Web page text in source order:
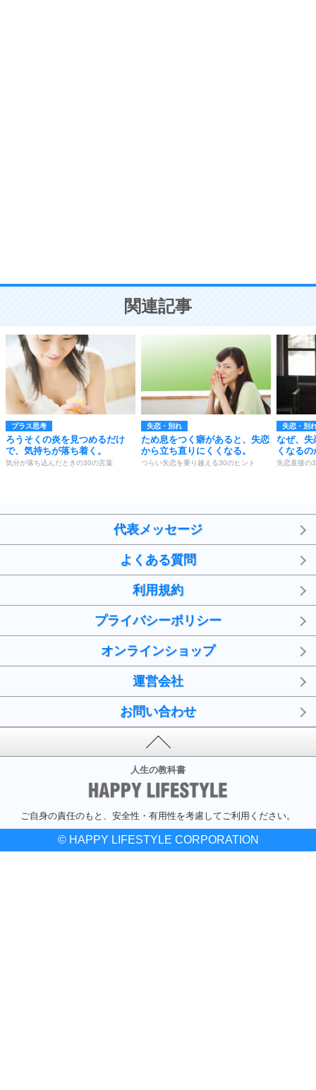
ことが大切。
関連記事
プラス思考
ろうそくの炎を見つめるだけ
で、気持ちが落ち着く。
気分が落ち込んだときの30の言葉
失恋・別れ
ため息をつく癖があると、失恋
から立ち直りにくくなる。
つらい失恋を乗り越える30のヒント
失恋・別
なぜ、失
くなるの
失恋直後の
代表メッセージ
よくある質問
利用規約
プライバシーポリシー
オンラインショップ
運営会社
お問い合わせ
人生の教科書
ご自身の責任のもと、安全性・有用性を考慮してご利用ください。
© HAPPY LIFESTYLE CORPORATION